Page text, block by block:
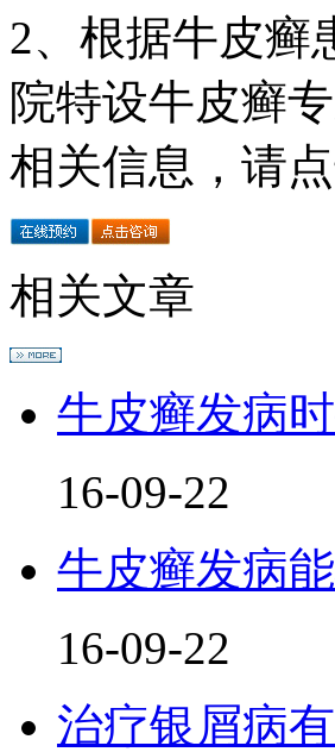
2、根据牛皮癣
院特设牛皮癣
相关信息，请
相关文章
牛皮癣发病
16-09-22
牛皮癣发病
16-09-22
治疗银屑病